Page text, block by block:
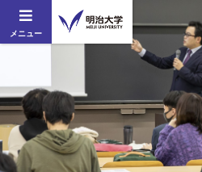
メニュー